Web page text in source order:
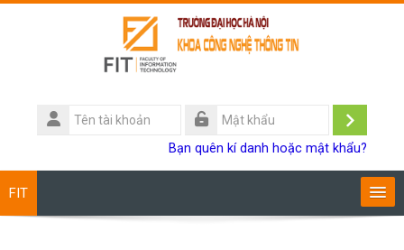
Tên
tài
Đăng
Bạn quên kí danh hoặc mật khẩu?
FIT